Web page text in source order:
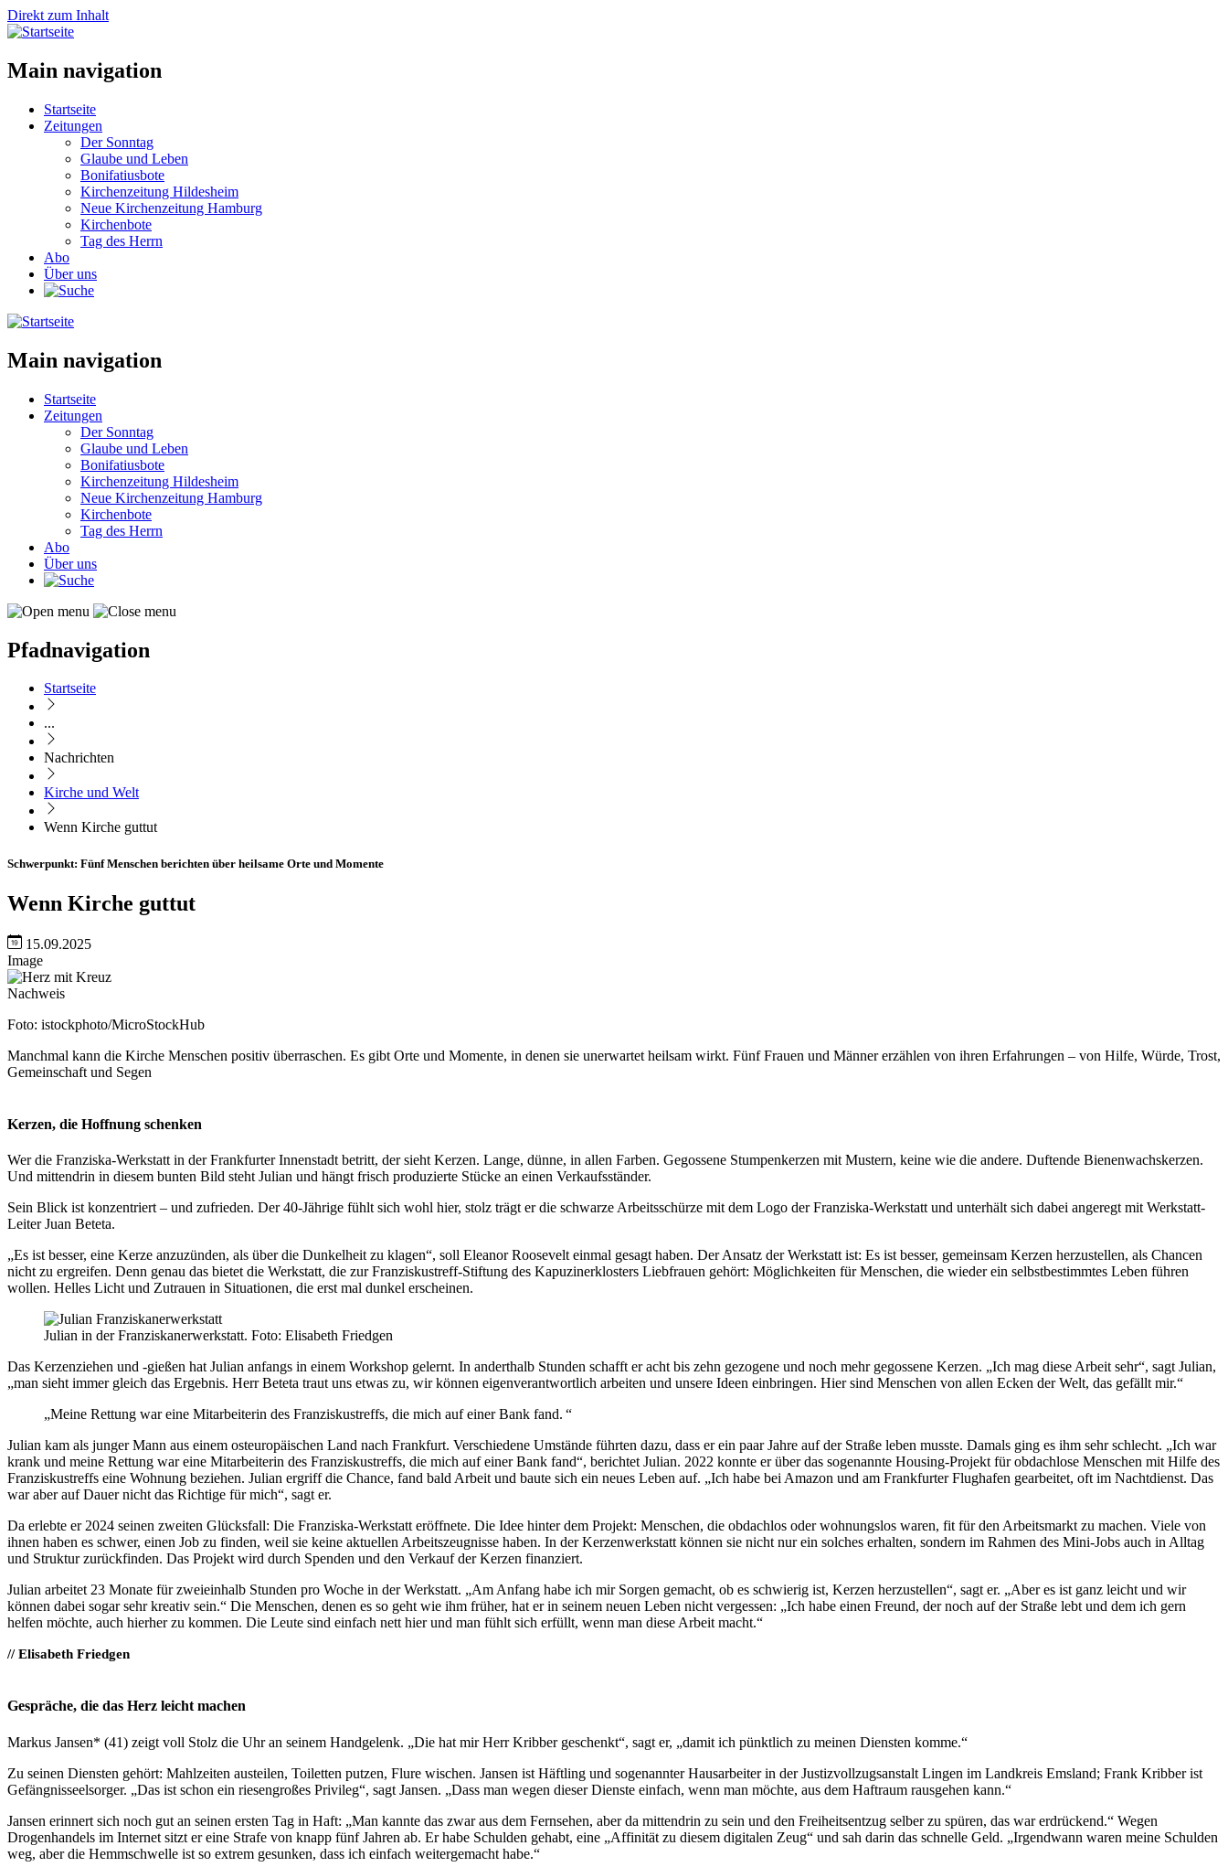
Direkt zum Inhalt
Main navigation
Startseite
Zeitungen
Der Sonntag
Glaube und Leben
Bonifatiusbote
Kirchenzeitung Hildesheim
Neue Kirchenzeitung Hamburg
Kirchenbote
Tag des Herrn
Abo
Über uns
Main navigation
Startseite
Zeitungen
Der Sonntag
Glaube und Leben
Bonifatiusbote
Kirchenzeitung Hildesheim
Neue Kirchenzeitung Hamburg
Kirchenbote
Tag des Herrn
Abo
Über uns
Pfadnavigation
Startseite
...
Nachrichten
Kirche und Welt
Wenn Kirche guttut
Schwerpunkt: Fünf Menschen berichten über heilsame Orte und Momente
Wenn Kirche guttut
15.09.2025
Image
Nachweis
Foto: istockphoto/MicroStockHub
Manchmal kann die Kirche Menschen positiv überraschen. Es gibt Orte und Momente, in denen sie unerwartet heilsam wirkt. Fünf Frauen und Männer erzählen von ihren Erfahrungen – von Hilfe, Würde, Trost,
Gemeinschaft und Segen
Kerzen, die Hoffnung schenken
Wer die Franziska-Werkstatt in der Frankfurter Innenstadt betritt, der sieht Kerzen. Lange, dünne, in allen Farben. Gegossene Stumpenkerzen mit Mustern, keine wie die andere. Duftende Bienenwachskerzen.
Und mittendrin in diesem bunten Bild steht Julian und hängt frisch produzierte Stücke an einen Verkaufsständer.
Sein Blick ist konzentriert – und zufrieden. Der 40-Jährige fühlt sich wohl hier, stolz trägt er die schwarze Arbeitsschürze mit dem Logo der Franziska-Werkstatt und unterhält sich dabei angeregt mit Werkstatt-
Leiter Juan Beteta.
„Es ist besser, eine Kerze anzuzünden, als über die Dunkelheit zu klagen“, soll Eleanor Roosevelt einmal gesagt haben. Der Ansatz der Werkstatt ist: Es ist besser, gemeinsam Kerzen herzustellen, als Chancen
nicht zu ergreifen. Denn genau das bietet die Werkstatt, die zur Franziskustreff-Stiftung des Kapuzinerklosters Liebfrauen gehört: Möglichkeiten für Menschen, die wieder ein selbstbestimmtes Leben führen
wollen. Helles Licht und Zutrauen in Situationen, die erst mal dunkel erscheinen.
Julian in der Franziskanerwerkstatt. Foto: Elisabeth Friedgen
Das Kerzenziehen und -gießen hat Julian anfangs in einem Workshop gelernt. In anderthalb Stunden schafft er acht bis zehn gezogene und noch mehr gegossene Kerzen. „Ich mag diese Arbeit sehr“, sagt Julian,
„man sieht immer gleich das Ergebnis. Herr Beteta traut uns etwas zu, wir können eigenverantwortlich arbeiten und unsere Ideen einbringen. Hier sind Menschen von allen Ecken der Welt, das gefällt mir.“
„Meine Rettung war eine Mitarbeiterin des Franziskustreffs, die mich auf einer Bank fand. “
Julian kam als junger Mann aus einem osteuropäischen Land nach Frankfurt. Verschiedene Umstände führten dazu, dass er ein paar Jahre auf der Straße leben musste. Damals ging es ihm sehr schlecht. „Ich war
krank und meine Rettung war eine Mitarbeiterin des Franziskustreffs, die mich auf einer Bank fand“, berichtet Julian. 2022 konnte er über das sogenannte Housing-Projekt für obdachlose Menschen mit Hilfe des
Franziskustreffs eine Wohnung beziehen. Julian ergriff die Chance, fand bald Arbeit und baute sich ein neues Leben auf. „Ich habe bei Amazon und am Frankfurter Flughafen gearbeitet, oft im Nachtdienst. Das
war aber auf Dauer nicht das Richtige für mich“, sagt er.
Da erlebte er 2024 seinen zweiten Glücksfall: Die Franziska-Werkstatt eröffnete. Die Idee hinter dem Projekt: Menschen, die obdachlos oder wohnungslos waren, fit für den Arbeitsmarkt zu machen. Viele von
ihnen haben es schwer, einen Job zu finden, weil sie keine aktuellen Arbeitszeugnisse haben. In der Kerzenwerkstatt können sie nicht nur ein solches erhalten, sondern im Rahmen des Mini-Jobs auch in Alltag
und Struktur zurückfinden. Das Projekt wird durch Spenden und den Verkauf der Kerzen finanziert.
Julian arbeitet 23 Monate für zweieinhalb Stunden pro Woche in der Werkstatt. „Am Anfang habe ich mir Sorgen gemacht, ob es schwierig ist, Kerzen herzustellen“, sagt er. „Aber es ist ganz leicht und wir
können dabei sogar sehr kreativ sein.“ Die Menschen, denen es so geht wie ihm früher, hat er in seinem neuen Leben nicht vergessen: „Ich habe einen Freund, der noch auf der Straße lebt und dem ich gern
helfen möchte, auch hierher zu kommen. Die Leute sind einfach nett hier und man fühlt sich erfüllt, wenn man diese Arbeit macht.“
// Elisabeth Friedgen
Gespräche, die das Herz leicht machen
Markus Jansen* (41) zeigt voll Stolz die Uhr an seinem Handgelenk. „Die hat mir Herr Kribber geschenkt“, sagt er, „damit ich pünktlich zu meinen Diensten komme.“
Zu seinen Diensten gehört: Mahlzeiten austeilen, Toiletten putzen, Flure wischen. Jansen ist Häftling und sogenannter Hausarbeiter in der Justizvollzugsanstalt Lingen im Landkreis Emsland; Frank Kribber ist
Gefängnisseelsorger. „Das ist schon ein riesengroßes Privileg“, sagt Jansen. „Dass man wegen dieser Dienste einfach, wenn man möchte, aus dem Haftraum rausgehen kann.“
Jansen erinnert sich noch gut an seinen ersten Tag in Haft: „Man kannte das zwar aus dem Fernsehen, aber da mittendrin zu sein und den Freiheitsentzug selber zu spüren, das war erdrückend.“ Wegen
Drogenhandels im Internet sitzt er eine Strafe von knapp fünf Jahren ab. Er habe Schulden gehabt, eine „Affinität zu diesem digitalen Zeug“ und sah darin das schnelle Geld. „Irgendwann waren meine Schulden
weg, aber die Hemmschwelle ist so extrem gesunken, dass ich einfach weitergemacht habe.“